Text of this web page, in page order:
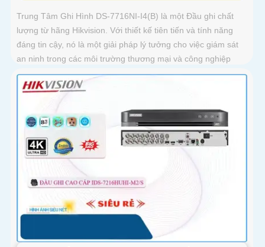
Trung Tâm Ghi Hình DS-7716NI-I4(B) là một Đầu ghi chất
lượng từ hãng Hikvision. Với thiết kế tiên tiến và tính năng
đáng tin cậy, nó là một giải pháp lý tưởng cho việc giám sát
an ninh trong các môi trường thương mại và công nghiệp